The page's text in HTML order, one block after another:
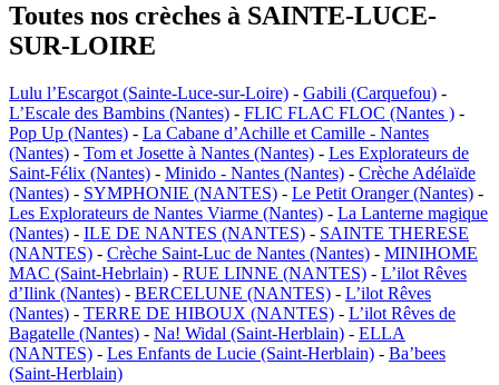
Toutes nos crèches à SAINTE-LUCE-
SUR-LOIRE
Lulu l’Escargot (Sainte-Luce-sur-Loire) - Gabili (Carquefou) -
L’Escale des Bambins (Nantes) - FLIC FLAC FLOC (Nantes ) -
Pop Up (Nantes) - La Cabane d’Achille et Camille - Nantes
(Nantes) - Tom et Josette à Nantes (Nantes) - Les Explorateurs de
Saint-Félix (Nantes) - Minido - Nantes (Nantes) - Crèche Adélaïde
(Nantes) - SYMPHONIE (NANTES) - Le Petit Oranger (Nantes) -
Les Explorateurs de Nantes Viarme (Nantes) - La Lanterne magique
(Nantes) - ILE DE NANTES (NANTES) - SAINTE THERESE
(NANTES) - Crèche Saint-Luc de Nantes (Nantes) - MINIHOME
MAC (Saint-Hebrlain) - RUE LINNE (NANTES) - L’ilot Rêves
d’Ilink (Nantes) - BERCELUNE (NANTES) - L’ilot Rêves
(Nantes) - TERRE DE HIBOUX (NANTES) - L’ilot Rêves de
Bagatelle (Nantes) - Na! Widal (Saint-Herblain) - ELLA
(NANTES) - Les Enfants de Lucie (Saint-Herblain) - Ba’bees
(Saint-Herblain)